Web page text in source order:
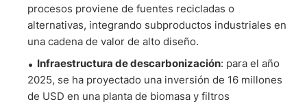
procesos proviene de fuentes recicladas o
alternativas, integrando subproductos industriales en
una cadena de valor de alto diseño.
Infraestructura de descarbonización: para el año
2025, se ha proyectado una inversión de 16 millones
de USD en una planta de biomasa y filtros